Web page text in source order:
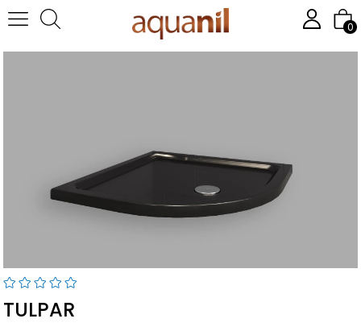
0
Homepage
TULPAR